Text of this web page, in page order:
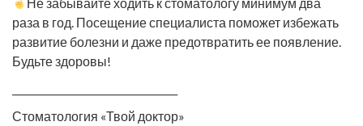
раза в год. Посещение специалиста поможет избежать
развитие болезни и даже предотвратить ее появление.
Будьте здоровы!
Стоматология «Твой доктор»